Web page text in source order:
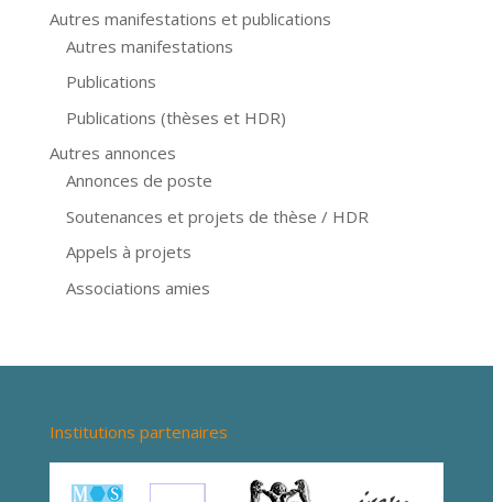
Autres manifestations et publications
Autres manifestations
Publications
Publications (thèses et HDR)
Autres annonces
Annonces de poste
Soutenances et projets de thèse / HDR
Appels à projets
Associations amies
Institutions partenaires